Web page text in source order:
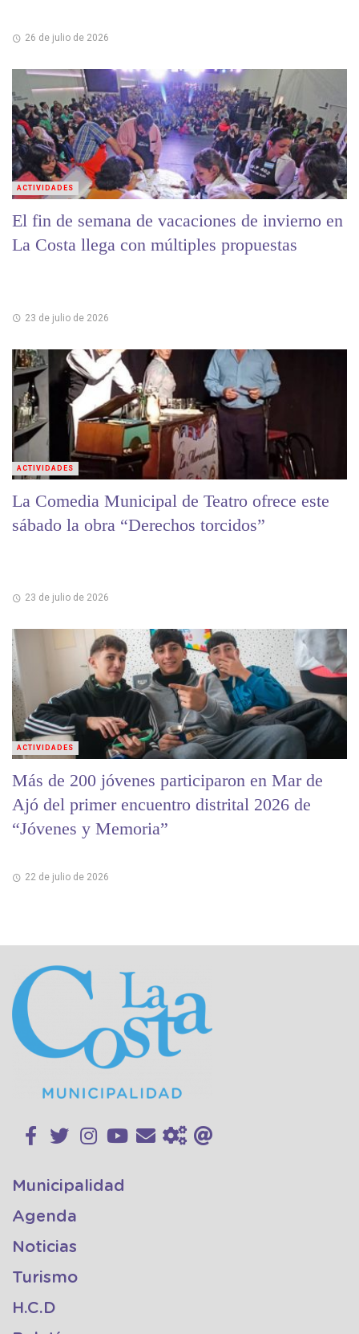
26 de julio de 2026
El fin de semana de vacaciones de invierno en
La Costa llega con múltiples propuestas
23 de julio de 2026
ACTIVIDADES
La Comedia Municipal de Teatro ofrece este
sábado la obra “Derechos torcidos”
23 de julio de 2026
ACTIVIDADES
Más de 200 jóvenes participaron en Mar de
Ajó del primer encuentro distrital 2026 de
“Jóvenes y Memoria”
22 de julio de 2026
ACTIVIDADES
Municipalidad
Agenda
Noticias
Turismo
H.C.D